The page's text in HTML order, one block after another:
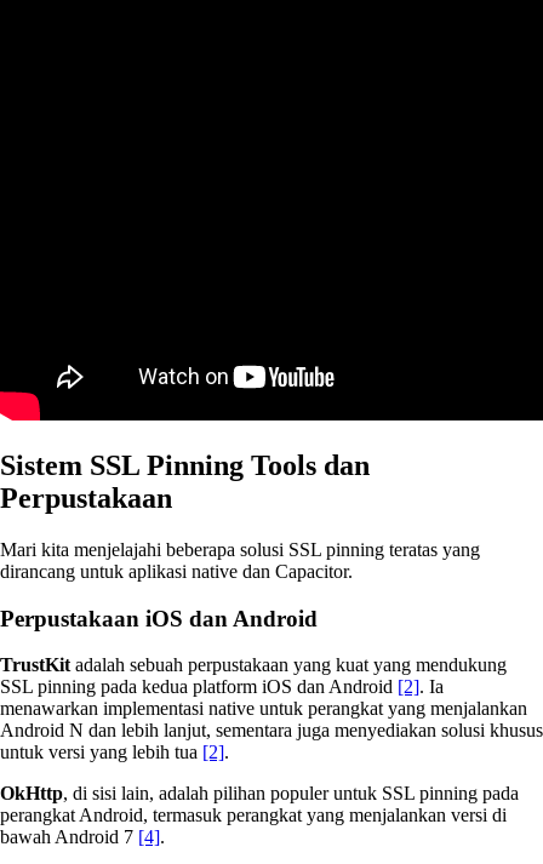
Sistem SSL Pinning Tools dan
Perpustakaan
Mari kita menjelajahi beberapa solusi SSL pinning teratas yang
dirancang untuk aplikasi native dan Capacitor.
Perpustakaan iOS dan Android
TrustKit adalah sebuah perpustakaan yang kuat yang mendukung
SSL pinning pada kedua platform iOS dan Android [2]. Ia
menawarkan implementasi native untuk perangkat yang menjalankan
Android N dan lebih lanjut, sementara juga menyediakan solusi khusus
untuk versi yang lebih tua [2].
OkHttp, di sisi lain, adalah pilihan populer untuk SSL pinning pada
perangkat Android, termasuk perangkat yang menjalankan versi di
bawah Android 7 [4].